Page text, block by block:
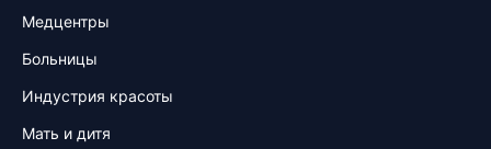
Медцентры
Больницы
Индустрия красоты
Мать и дитя